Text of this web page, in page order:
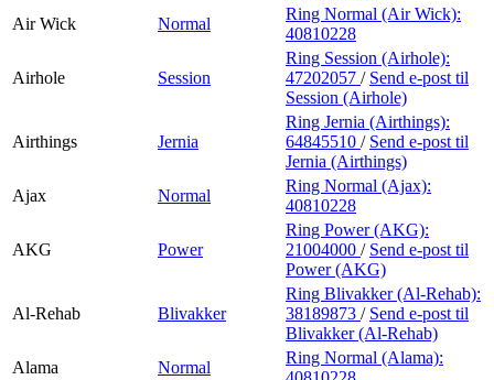
Air Wick
Normal
Ring Normal (Air Wick):
40810228
Airhole Session
Ring Session (Airhole):
47202057 / Send e-post til
Session (Airhole)
Airthings Jernia
Ring Jernia (Airthings):
64845510 / Send e-post til
Jernia (Airthings)
Ajax
Normal
Ring Normal (Ajax):
40810228
AKG Power
Ring Power (AKG):
21004000 / Send e-post til
Power (AKG)
Al-Rehab Blivakker
Ring Blivakker (Al-Rehab):
38189873 / Send e-post til
Blivakker (Al-Rehab)
Alama
Normal
Ring Normal (Alama):